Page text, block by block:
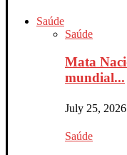
Saúde
Saúde
Mata
mundial...
July 25, 2026
Saúde